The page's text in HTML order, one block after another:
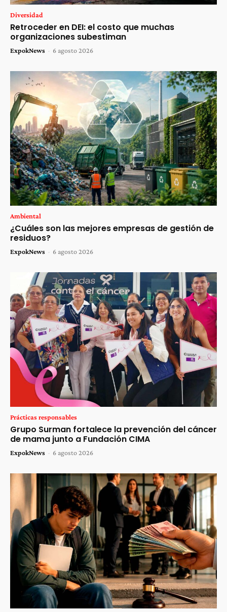
Diversidad
Retroceder en DEI: el costo que muchas
organizaciones subestiman
ExpokNews - 6 agosto 2026
Ambiental
¿Cuáles son las mejores empresas de gestión de
residuos?
ExpokNews - 6 agosto 2026
Prácticas responsables
Grupo Surman fortalece la prevención del cáncer
de mama junto a Fundación CIMA
ExpokNews - 6 agosto 2026